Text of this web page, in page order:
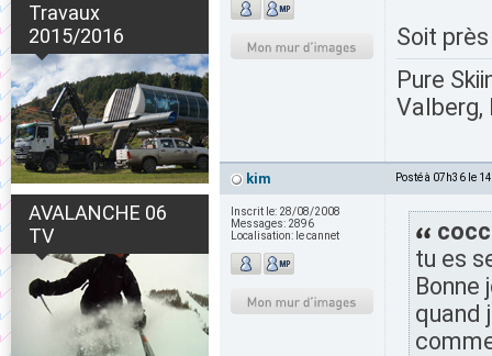
Travaux
2015/2016
AVALANCHE 06
TV
Soit
Pure
Valberg,
kim Posté à 07h36 le
Inscrit le: 28/08/2008
Messages: 2896
Localisation: le cannet
tu es
Bonne
quand